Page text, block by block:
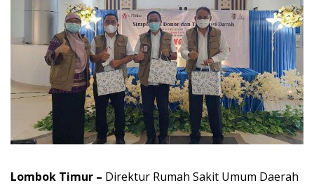
Lombok Timur – Direktur Rumah Sakit Umum Daerah